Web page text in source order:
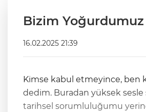
Bizim Yoğurdumuz
16.02.2025 21:39
Kimse kabul etmeyince, ben
dedim. Buradan yüksek
tarihsel sorumluluğumu